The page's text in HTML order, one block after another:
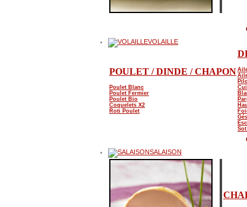
VOLAILLE
POULET / DINDE / CHAPON
Poulet Blanc
Poulet Fermier
Poulet Bio
Coquelets X2
Roti Poulet
SALAISON